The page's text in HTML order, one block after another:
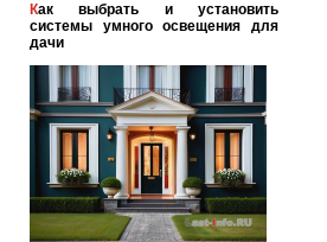
Как выбрать и установить
системы умного освещения для
дачи